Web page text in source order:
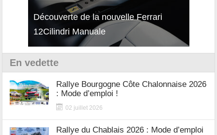
Découverte de la nouvelle Ferrari
12Cilindri Manuale
En vedette
Rallye Bourgogne Côte Chalonnaise 2026
: Mode d’emploi !
02 juillet 2026
Rallye du Chablais 2026 : Mode d’emploi